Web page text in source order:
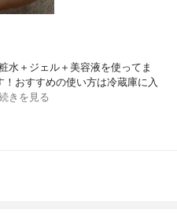
水＋ジェル＋美容液を使ってま
おすすめの使い方は冷蔵庫に入
きを見る